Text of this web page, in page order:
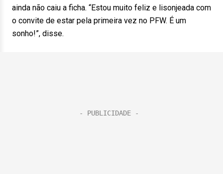
ainda não caiu a ficha. “Estou muito feliz e lisonjeada com
o convite de estar pela primeira vez no PFW. É um
sonho!”, disse.